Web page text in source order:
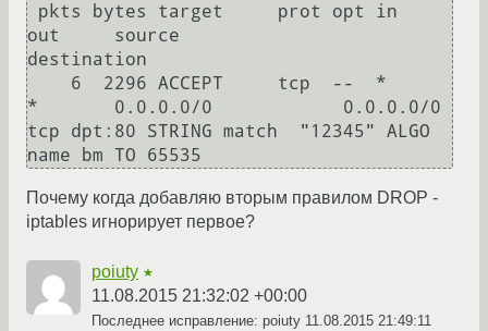
out     source
destination
*       0.0.0.0/0            0.0.0.0/0
tcp dpt:80 STRING match  "12345" ALGO
name bm TO 65535
Почему когда добавляю вторым правилом DROP -
iptables игнорирует первое?
poiuty ★
11.08.2015 21:32:02 +00:00
Последнее исправление: poiuty 11.08.2015 21:49:11